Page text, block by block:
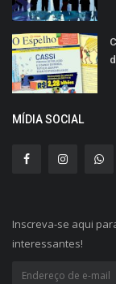
MÍDIA SOCIAL
Inscreva-se aqui
interessantes!